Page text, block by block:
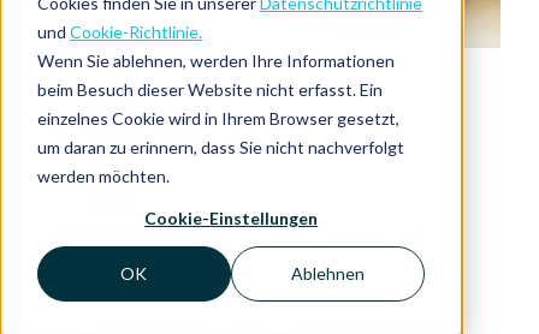
und Cookie-Richtlinie.
Wenn Sie ablehnen, werden Ihre Informationen
beim Besuch dieser Website nicht erfasst. Ein
einzelnes Cookie wird in Ihrem Browser gesetzt,
um daran zu erinnern, dass Sie nicht nachverfolgt
werden möchten.
Cookie-Einstellungen
OK Ablehnen
bunq